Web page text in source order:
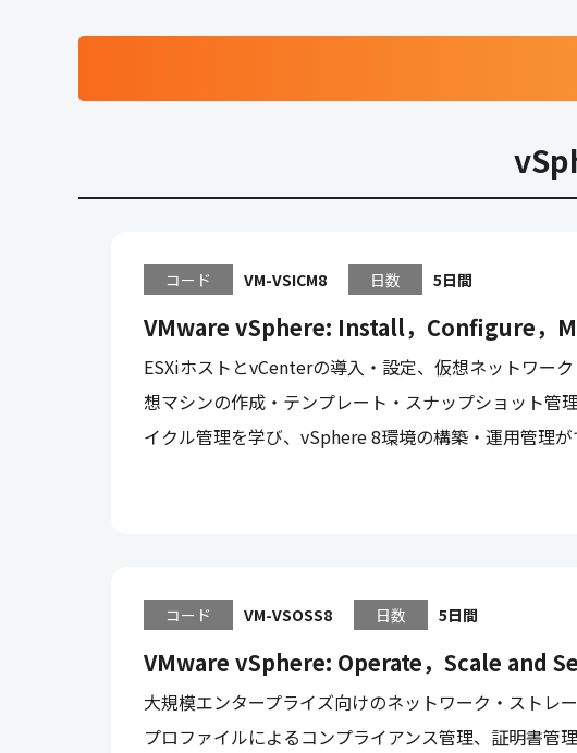
コード VM-VSICM8 日数 5日間
VMware vSphere: Install，Configure，
ESXiホストとvCenterの導入・設定、仮想ネットワー
想マシンの作成・テンプレート・スナップショット
イクル管理を学び、vSphere 8環境の構築・運用管理
コード VM-VSOSS8 日数 5日間
VMware vSphere: Operate，Scale and
大規模エンタープライズ向けのネットワーク・ストレ
プロファイルによるコンプライアンス管理、証明書